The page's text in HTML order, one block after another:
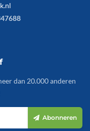
dan 20.000 anderen
Abonneren